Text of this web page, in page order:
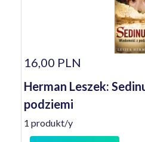
16,00 PLN
Herman Leszek:
podziemi
1 produkt/y